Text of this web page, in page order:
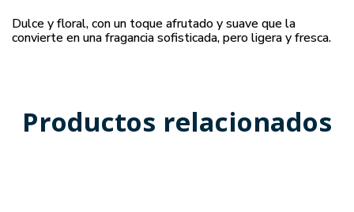
Dulce y floral, con un toque afrutado y suave que la
convierte en una fragancia sofisticada, pero ligera y fresca.
Productos relacionados